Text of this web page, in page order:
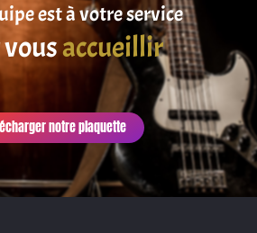
est à votre service
accueillir
notre plaquette